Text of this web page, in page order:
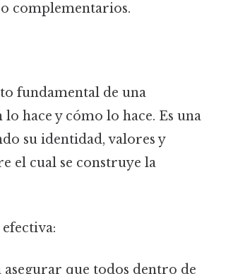
complementarios.
fundamental de una
hace y cómo lo hace. Es una
su identidad, valores y
el cual se construye la
que todos dentro de